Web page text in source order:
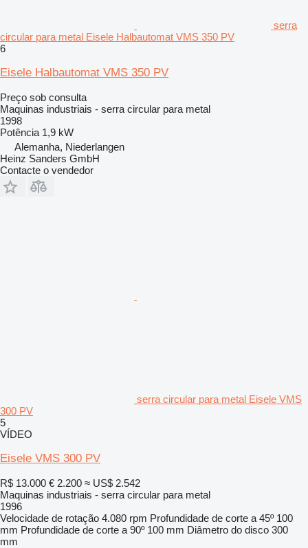
serra
circular para metal Eisele Halbautomat VMS 350 PV
6
Eisele Halbautomat VMS 350 PV
Preço sob consulta
Maquinas industriais - serra circular para metal
1998
Potência 1,9 kW
Alemanha, Niederlangen
Heinz Sanders GmbH
Contacte o vendedor
serra circular para metal Eisele VMS
300 PV
5
VÍDEO
Eisele VMS 300 PV
R$ 13.000 € 2.200 ≈ US$ 2.542
Maquinas industriais - serra circular para metal
1996
Velocidade de rotação 4.080 rpm Profundidade de corte a 45º 100
mm Profundidade de corte a 90º 100 mm Diâmetro do disco 300
mm